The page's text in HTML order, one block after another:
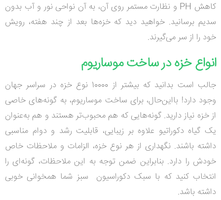
کاهش PH و نظارت مستمر روی آن، به آن نواحی نور و آب بدون
سدیم برسانید. خواهید دید که خزه‌ها بعد از چند هفته، رویش
خود را از سر می‌گیرند.
انواع خزه در ساخت موساریوم
جالب است بدانید که بیشتر از 10000 نوع خزه در سراسر جهان
وجود دارد! بااین‌حال، برای ساخت موساریوم، به گونه‌های خاصی
از خزه نیاز دارید. گونه‌هایی که هم محبوب‌تر هستند و هم به‌عنوان
یک گیاه دکوراتیو علاوه بر زیبایی، قابلیت رشد و دوام مناسبی
داشته باشند. نگهداری از هر نوع خزه، الزامات و ملاحظات خاص
خودش را دارد. بنابراین ضمن توجه به این ملاحظات، گونه‌ای را
انتخاب کنید که با سبک دکوراسیون سبز شما همخوانی خوبی
داشته باشد.